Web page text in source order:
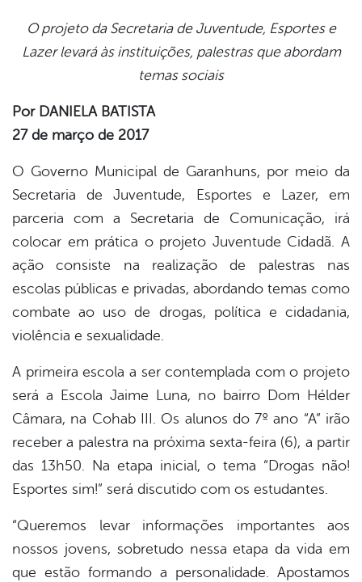
O projeto da Secretaria de Juventude, Esportes e
Lazer levará às instituições, palestras que abordam
temas sociais
Por DANIELA BATISTA
27 de março de 2017
O Governo Municipal de Garanhuns, por meio da
Secretaria de Juventude, Esportes e Lazer, em
parceria com a Secretaria de Comunicação, irá
colocar em prática o projeto Juventude Cidadã. A
ação consiste na realização de palestras nas
escolas públicas e privadas, abordando temas como
combate ao uso de drogas, política e cidadania,
violência e sexualidade.
A primeira escola a ser contemplada com o projeto
será a Escola Jaime Luna, no bairro Dom Hélder
Câmara, na Cohab III. Os alunos do 7º ano “A” irão
receber a palestra na próxima sexta-feira (6), a partir
das 13h50. Na etapa inicial, o tema “Drogas não!
Esportes sim!” será discutido com os estudantes.
“Queremos levar informações importantes aos
nossos jovens, sobretudo nessa etapa da vida em
que estão formando a personalidade. Apostamos